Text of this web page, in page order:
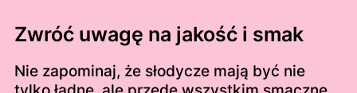
Zwróć uwagę na jakość i smak
Nie zapominaj, że słodycze mają być nie